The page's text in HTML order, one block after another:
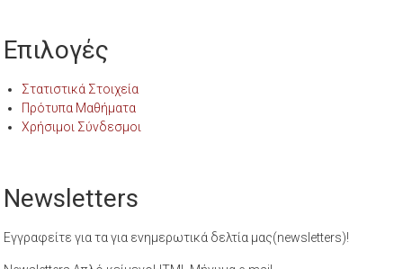
Επιλογές
Στατιστικά Στοιχεία
Πρότυπα Μαθήματα
Χρήσιμοι Σύνδεσμοι
Newsletters
Εγγραφείτε για τα για ενημερωτικά δελτία μας(newsletters)!